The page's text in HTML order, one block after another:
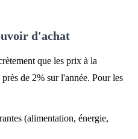
d'achat
que les prix à la
de 2% sur l'année. Pour les
(alimentation, énergie,